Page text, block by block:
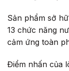
Sản phẩm sở
13 chức năng
cảm ứng toàn
Điểm nhấn của